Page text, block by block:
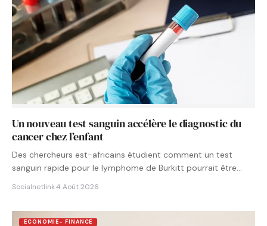
Un nouveau test sanguin accélère le diagnostic du
cancer chez l’enfant
Des chercheurs est-africains étudient comment un test
sanguin rapide pour le lymphome de Burkitt pourrait être
Socialnetlink·4 Août 2026
ECONOMIE- FINANCE